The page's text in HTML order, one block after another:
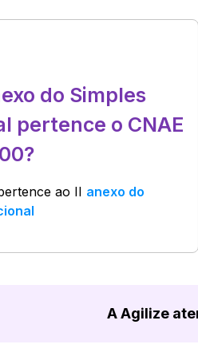
do Simples
pertence o CNAE
ao II anexo do
A Agilize